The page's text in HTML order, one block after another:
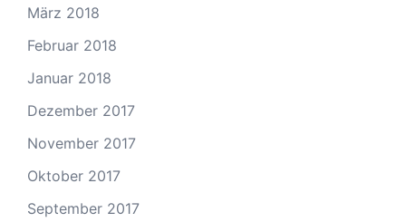
März 2018
Februar 2018
Januar 2018
Dezember 2017
November 2017
Oktober 2017
September 2017